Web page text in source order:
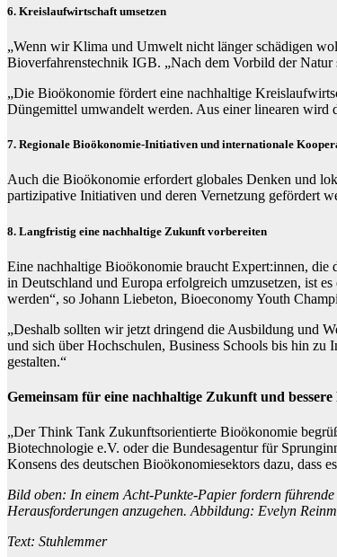
6. Kreislaufwirtschaft umsetzen
„Wenn wir Klima und Umwelt nicht länger schädigen
Bioverfahrenstechnik IGB. „Nach dem Vorbild der Natur
„Die Bioökonomie fördert eine nachhaltige
Düngemittel umwandelt werden. Aus einer linearen wird
7. Regionale Bioökonomie-Initiativen und internationale
Auch die Bioökonomie erfordert globales Denken und
partizipative Initiativen und deren Vernetzung gefördert
8. Langfristig eine nachhaltige Zukunft vorbereiten
Eine nachhaltige Bioökonomie braucht Expert:innen, die
in Deutschland und Europa erfolgreich umzusetzen, ist
werden“, so Johann Liebeton, Bioeconomy Youth
„Deshalb sollten wir jetzt dringend die Ausbildung und
und sich über Hochschulen, Business Schools bis hin
gestalten.“
Gemeinsam für eine nachhaltige Zukunft und
„Der Think Tank Zukunftsorientierte Bioökonomie
Biotechnologie e.V. oder die Bundesagentur für
Konsens des deutschen Bioökonomiesektors dazu, dass
Bild oben: In einem Acht-Punkte-Papier fordern
Herausforderungen anzugehen. Abbildung: Evelyn
Text: Stuhlemmer